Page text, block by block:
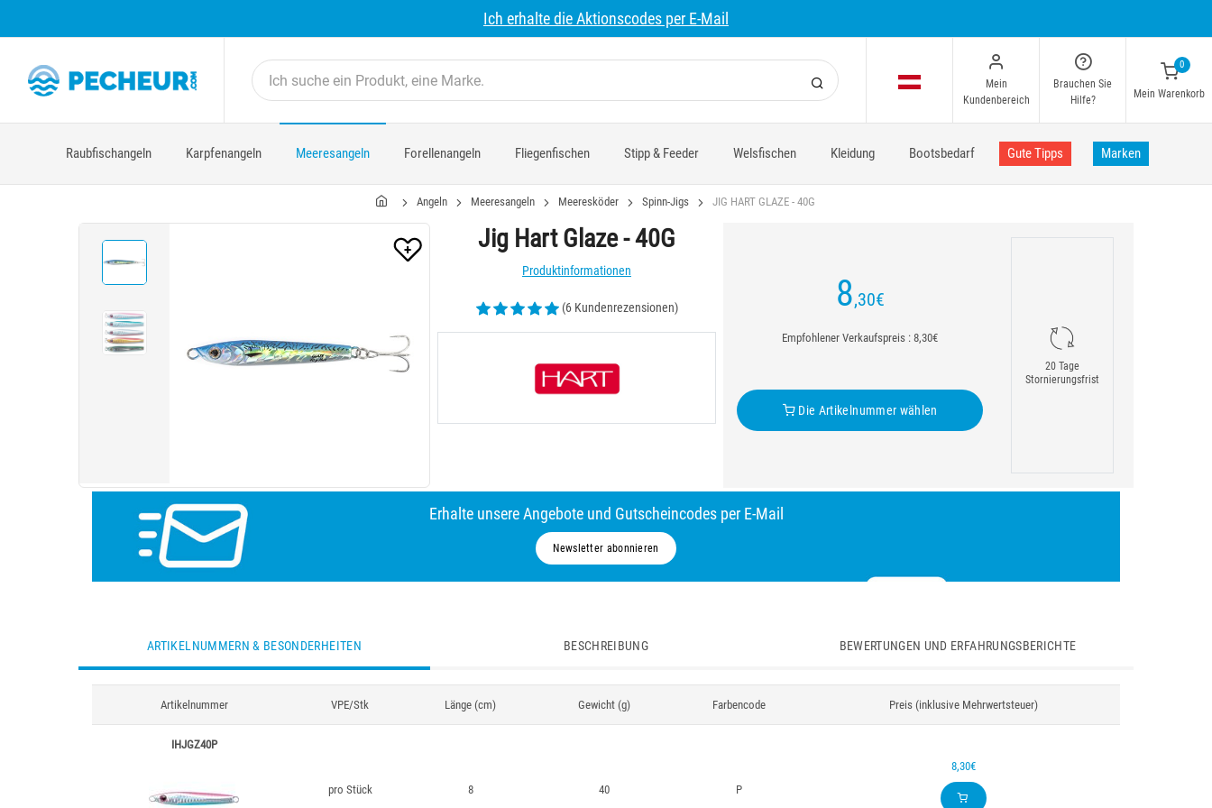
Ich erhalte die Aktionscodes per E-Mail
Mein
Kundenbereich
Brauchen Sie
Hilfe?
0
Mein Warenkorb
Raubfischangeln Karpfenangeln Meeresangeln Forellenangeln Fliegenfischen Stipp & Feeder Welsfischen Kleidung Bootsbedarf Gute Tipps Marken
Angeln Meeresangeln Meeresköder Spinn-Jigs JIG HART GLAZE - 40G
Jig Hart Glaze - 40G
Produktinformationen
(6 Kundenrezensionen) 8,30€
Empfohlener Verkaufspreis : 8,30€
Die Artikelnummer wählen
20 Tage
Stornierungsfrist
Erhalte unsere Angebote und Gutscheincodes per E-Mail
Newsletter abonnieren
ARTIKELNUMMERN & BESONDERHEITEN BESCHREIBUNG BEWERTUNGEN UND ERFAHRUNGSBERICHTE
Artikelnummer VPE/Stk Länge (cm) Gewicht (g) Farbencode Preis (inklusive Mehrwertsteuer)
IHJGZ40P
pro Stück 8 40 P
8,30€